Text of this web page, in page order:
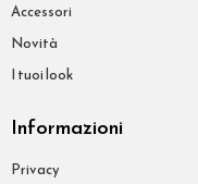
Accessori
Novità
I tuoi look
Informazioni
Privacy